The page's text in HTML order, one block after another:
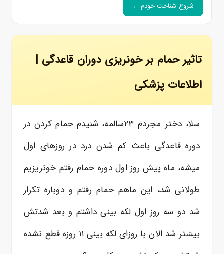
شروع شناخت خودم ←
تاثیر حمام بر خونریزی دوران قاعدگی |
اطلاعات پزشکی
سلا، دختر مجردم ٢٣سالمه، شنیدم حمام کردن در
دوره قاعدگی باعث کم شدن درد در روزهای اول
میشه، ماه پیش روز اول دوره حمام رفتم خونریزیم
طولانی شد، این ماهم حمام رفتم و دوباره تکرار
شد دو سه روز اول لکه بینی داشتم و بعد شدتش
بیشتر شد الان با روزای لکه بینی ١١ روزه قطع نشده